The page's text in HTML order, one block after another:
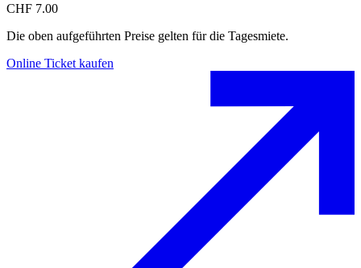
CHF 7.00
Die oben aufgeführten Preise gelten für die Tagesmiete.
Online Ticket kaufen